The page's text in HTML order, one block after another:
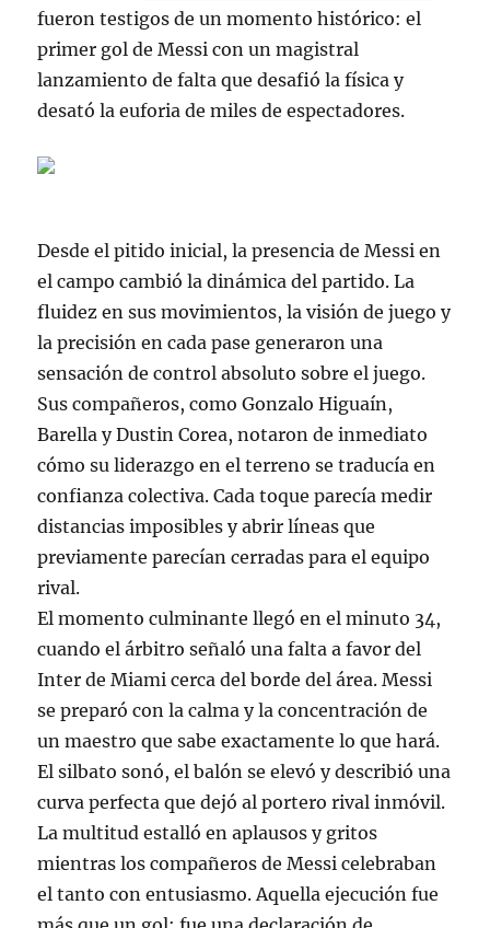
fueron testigos de un momento histórico: el
primer gol de Messi con un magistral
lanzamiento de falta que desafió la física y
desató la euforia de miles de espectadores.
Desde el pitido inicial, la presencia de Messi en
el campo cambió la dinámica del partido. La
fluidez en sus movimientos, la visión de juego y
la precisión en cada pase generaron una
sensación de control absoluto sobre el juego.
Sus compañeros, como Gonzalo Higuaín,
Barella y Dustin Corea, notaron de inmediato
cómo su liderazgo en el terreno se traducía en
confianza colectiva. Cada toque parecía medir
distancias imposibles y abrir líneas que
previamente parecían cerradas para el equipo
rival.
El momento culminante llegó en el minuto 34,
cuando el árbitro señaló una falta a favor del
Inter de Miami cerca del borde del área. Messi
se preparó con la calma y la concentración de
un maestro que sabe exactamente lo que hará.
El silbato sonó, el balón se elevó y describió una
curva perfecta que dejó al portero rival inmóvil.
La multitud estalló en aplausos y gritos
mientras los compañeros de Messi celebraban
el tanto con entusiasmo. Aquella ejecución fue